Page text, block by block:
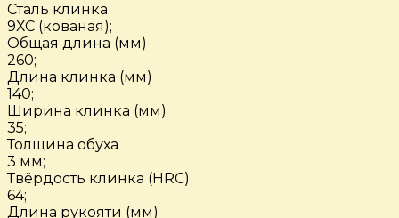
Сталь клинка
9ХС (кованая);
Общая длина (мм)
260;
Длина клинка (мм)
140;
Ширина клинка (мм)
35;
Толщина обуха
3 мм;
Твёрдость клинка (HRC)
64;
Длина рукояти (мм)